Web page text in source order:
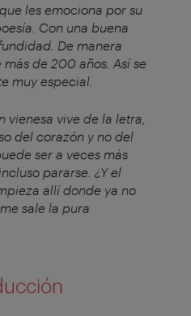
les emociona por su
Con una buena
De manera
de 200 años. Así se
muy especial.
vienesa vive de la letra,
del corazón y no del
ser a veces más
pararse. ¿Y el
allí donde ya no
sale la pura